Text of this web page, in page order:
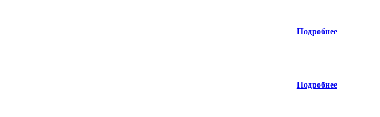
Подробнее
Подробнее